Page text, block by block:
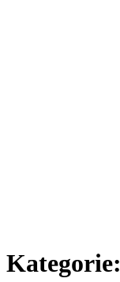
Kategorie: